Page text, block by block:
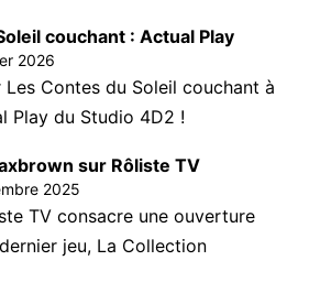
couchant : Actual Play
2026
Contes du Soleil couchant à
Play du Studio 4D2 !
sur Rôliste TV
2025
TV consacre une ouverture
jeu, La Collection